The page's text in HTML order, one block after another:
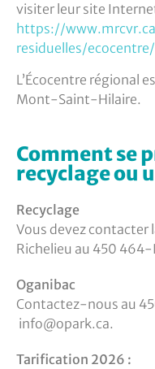
visiter leur site
https://
residuelles/ecocentre/
L’Écocentre régional
Mont-Saint-Hilaire.
Comment se
recyclage ou
Recyclage
Vous devez contacter
Richelieu au 450 464-
Oganibac
Contactez-nous au
info@opark.ca.
Tarification 2026 :